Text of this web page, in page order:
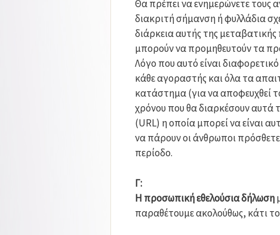
Θα πρέπει να ενημερώνετε τους
διακριτή σήμανση ή φυλλάδια
διάρκεια αυτής της μεταβατικής
μπορούν να προμηθευτούν τα
Λόγο που αυτό είναι διαφορετικό
κάθε αγοραστής και όλα τα
κατάστημα (για να αποφευχθεί
χρόνου που θα διαρκέσουν αυτά
(URL) η οποία μπορεί να είναι
να πάρουν οι άνθρωποι
περίοδο.
Γ:
Η προσωπική εθελούσια δήλωση
παραθέτουμε ακολούθως, κάτι